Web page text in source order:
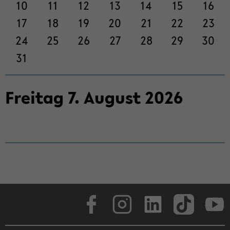
seln
10
11 12 13 14 15
16
17
18 19 20 21 22
23
24
25 26 27 28 29
30
31
Frei­tag 7. Au­gust2026
Face­book